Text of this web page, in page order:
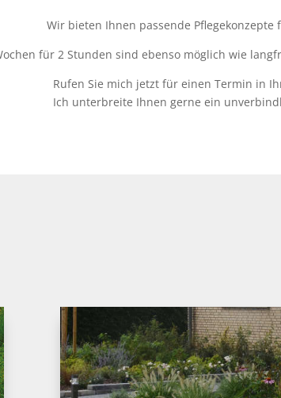
Wir bieten Ihnen passende Pflegekonzepte
für 2 Stunden sind ebenso möglich wie
Rufen Sie mich jetzt für einen Termin in
Ich unterbreite Ihnen gerne ein